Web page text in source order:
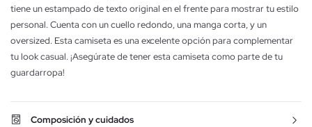
tiene un estampado de texto original en el frente para mostrar tu estilo
personal. Cuenta con un cuello redondo, una manga corta, y un
oversized. Esta camiseta es una excelente opción para complementar
tu look casual. ¡Asegúrate de tener esta camiseta como parte de tu
guardarropa!
Composición y cuidados